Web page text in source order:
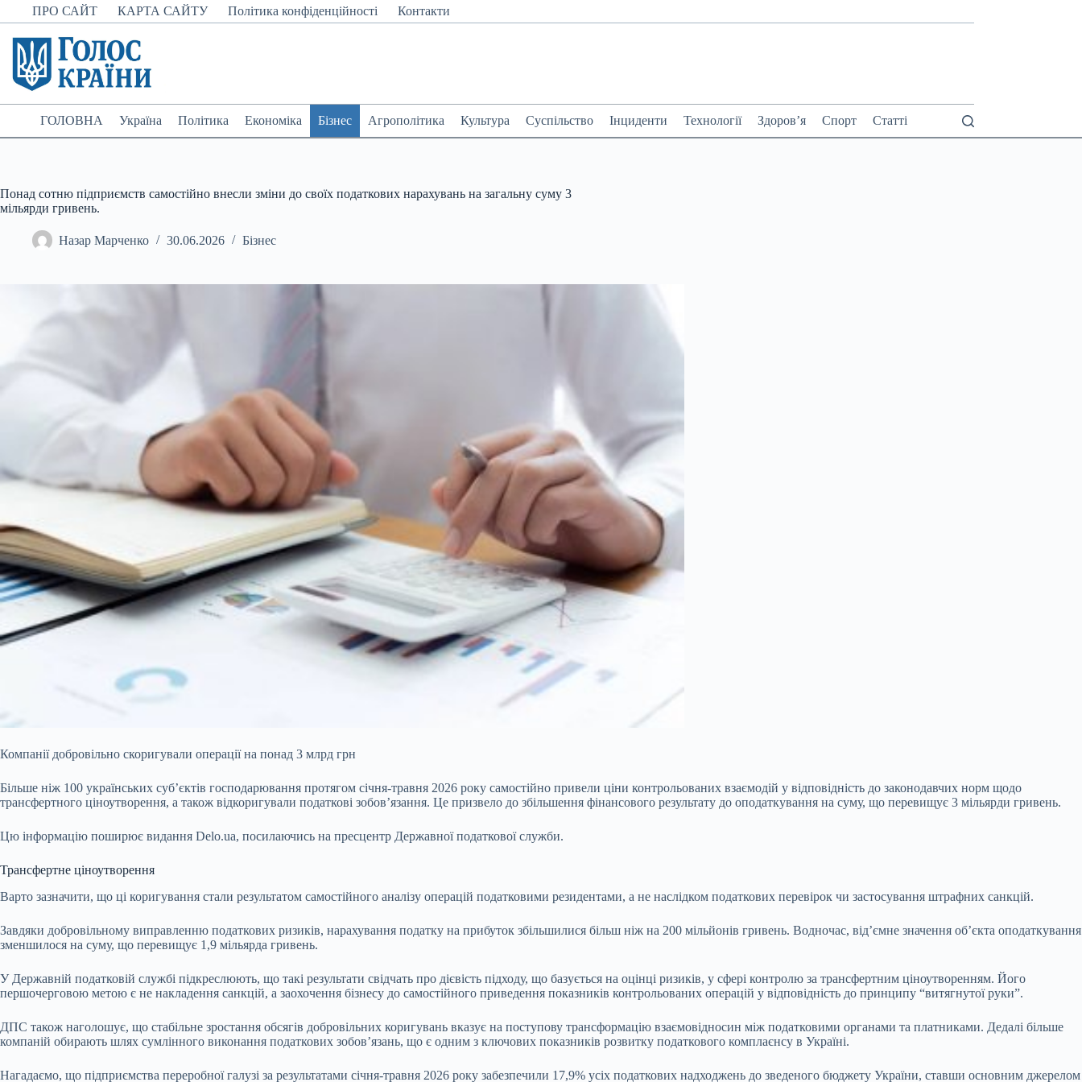
Перейти
до
вмісту
ПРО САЙТ КАРТА САЙТУ Політика конфіденційності Контакти
ГОЛОВНА Україна Політика Економіка Бізнес Агрополітика Культура Суспільство Інциденти Технології Здоров’я Спорт Статті
Понад сотню підприємств самостійно внесли зміни до своїх податкових нарахувань на загальну суму 3
мільярди гривень.
Назар Марченко 30.06.2026 Бізнес
Компанії добровільно скоригували операції на понад 3 млрд грн
Більше ніж 100 українських суб’єктів господарювання протягом січня-травня 2026 року самостійно привели ціни контрольованих взаємодій у відповідність до законодавчих норм щодо
трансфертного ціноутворення, а також відкоригували податкові зобов’язання. Це призвело до збільшення фінансового результату до оподаткування на суму, що перевищує 3 мільярди гривень.
Цю інформацію поширює видання Delo.ua, посилаючись на пресцентр Державної податкової служби.
Трансфертне ціноутворення
Варто зазначити, що ці коригування стали результатом самостійного аналізу операцій податковими резидентами, а не наслідком податкових перевірок чи застосування штрафних санкцій.
Завдяки добровільному виправленню податкових ризиків, нарахування податку на прибуток збільшилися більш ніж на 200 мільйонів гривень. Водночас, від’ємне значення об’єкта оподаткування
зменшилося на суму, що перевищує 1,9 мільярда гривень.
У Державній податковій службі підкреслюють, що такі результати свідчать про дієвість підходу, що базується на оцінці ризиків, у сфері контролю за трансфертним ціноутворенням. Його
першочерговою метою є не накладення санкцій, а заохочення бізнесу до самостійного приведення показників контрольованих операцій у відповідність до принципу “витягнутої руки”.
ДПС також наголошує, що стабільне зростання обсягів добровільних коригувань вказує на поступову трансформацію взаємовідносин між податковими органами та платниками. Дедалі більше
компаній обирають шлях сумлінного виконання податкових зобов’язань, що є одним з ключових показників розвитку податкового комплаєнсу в Україні.
Нагадаємо, що підприємства переробної галузі за результатами січня-травня 2026 року забезпечили 17,9% усіх податкових надходжень до зведеного бюджету України, ставши основним джерелом